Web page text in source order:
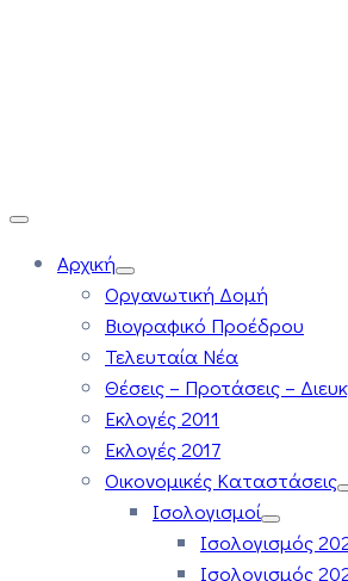
Αρχική
Οργανωτική Δομή
Βιογραφικό Προέδρου
Τελευταία Νέα
Θέσεις – Προτάσεις –
Εκλογές 2011
Εκλογές 2017
Οικονομικές Καταστάσεις
Ισολογισμοί
Ισολογισμός
Ισολογισμός